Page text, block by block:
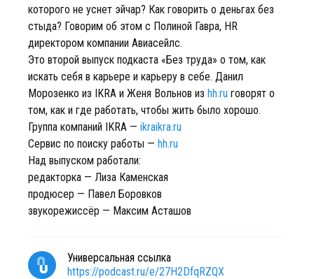
которого не уснет эйчар? Как говорить о деньгах без
стыда? Говорим об этом с Полиной Гавра, HR
директором компании Авиасейлс.
Это второй выпуск подкаста «Без труда» о том, как
искать себя в карьере и карьеру в себе. Данил
Морозенко из IKRA и Женя Вольнов из hh.ru говорят о
том, как и где работать, чтобы жить было хорошо.
Группа компаний IKRA — ikraikra.ru
Сервис по поиску работы — hh.ru
Над выпуском работали:
редакторка — Лиза Каменская
продюсер — Павел Боровков
звукорежиссёр — Максим Асташов
Универсальная ссылка
https://podcast.ru/e/27H2DfqRZQX